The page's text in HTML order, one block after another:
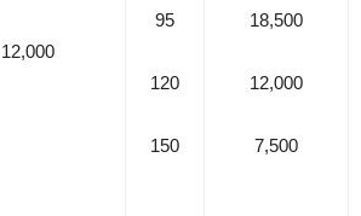
12,000
95
120
150
18,500
12,000
7,500